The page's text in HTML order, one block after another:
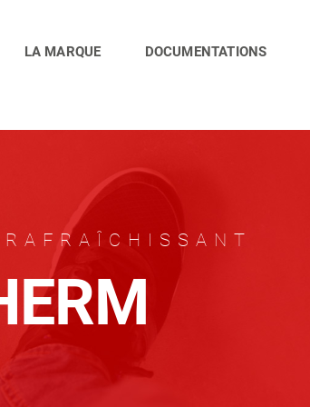
LA MARQUE DOCUMENTATIONS